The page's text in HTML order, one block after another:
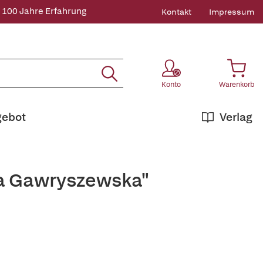
100 Jahre Erfahrung Kontakt Impressum
Konto Warenkorb
Verlag
Gawryszewska"